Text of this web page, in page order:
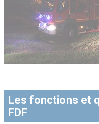
Les fonctions et
FDF